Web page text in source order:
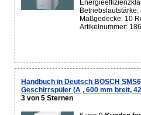
Betriebslautstärke:
Maßgedecke: 10
Artikelnummer:
Handbuch in Deutsch BOSCH
Geschirrspüler (A , 600 mm breit,
3 von 5 Sternen